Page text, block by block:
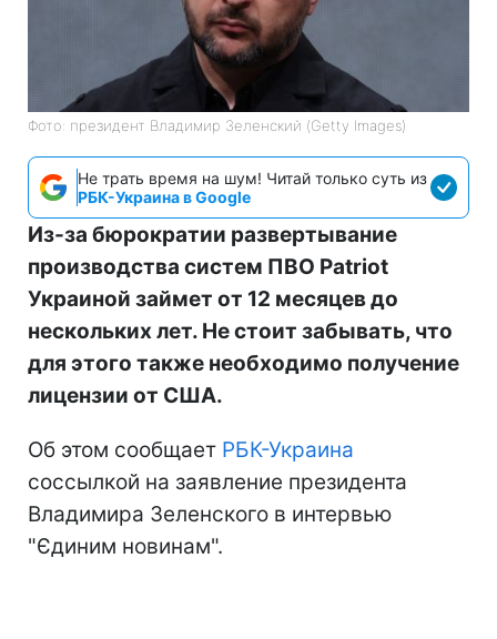
Фото: президент Владимир Зеленский (Getty Images)
Не трать время на шум! Читай только суть из
РБК-Украина в Google
Из-за бюрократии развертывание
производства систем ПВО Patriot
Украиной займет от 12 месяцев до
нескольких лет. Не стоит забывать, что
для этого также необходимо получение
лицензии от США.
Об этом сообщает РБК-Украина
соссылкой на заявление президента
Владимира Зеленского в интервью
"Єдиним новинам".